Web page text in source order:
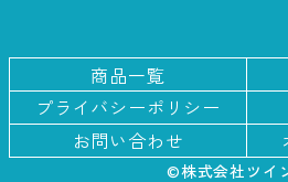
商品一覧
プライバシーポリシー
お問い合わせ
©株式会社ツイ